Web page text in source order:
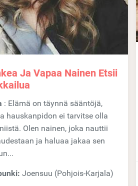
Ja Vapaa Nainen Etsii
: Elämä on täynnä sääntöjä,
hauskanpidon ei tarvitse olla
Olen nainen, joka nauttii
ja haluaa jakaa sen
Joensuu (Pohjois-Karjala)